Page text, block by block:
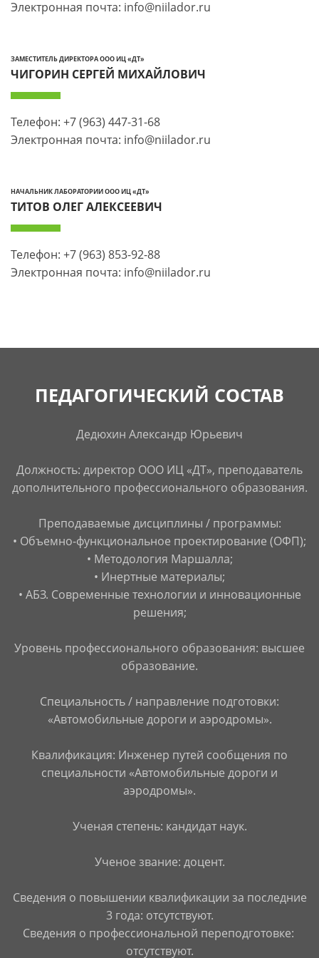
решения» — 72 академических часа, включая
дисциплин, оценочные и методические
Электронная почта: info@niilador.ru
ЗАМЕСТИТЕЛЬ ДИРЕКТОРА ООО ИЦ «ДТ»
ЧИГОРИН СЕРГЕЙ МИХАЙЛОВИЧ
Телефон: +7 (963) 447-31-68
Электронная почта: info@niilador.ru
НАЧАЛЬНИК ЛАБОРАТОРИИ ООО ИЦ «ДТ»
ТИТОВ ОЛЕГ АЛЕКСЕЕВИЧ
Телефон: +7 (963) 853-92-88
Электронная почта: info@niilador.ru
ПЕДАГОГИЧЕСКИЙ СОСТАВ
Дедюхин Александр Юрьевич
Должность: директор ООО ИЦ «ДТ», преподаватель
дополнительного профессионального образования.
Преподаваемые дисциплины / программы:
• Объемно-функциональное проектирование (ОФП);
• Методология Маршалла;
• Инертные материалы;
• АБЗ. Современные технологии и инновационные
решения;
Уровень профессионального образования: высшее
образование.
Специальность / направление подготовки:
«Автомобильные дороги и аэродромы».
Квалификация: Инженер путей сообщения по
специальности «Автомобильные дороги и
аэродромы».
Ученая степень: кандидат наук.
Ученое звание: доцент.
Сведения о повышении квалификации за последние
3 года: отсутствуют.
Сведения о профессиональной переподготовке:
отсутствуют.